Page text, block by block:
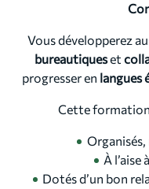
Vous développerez
bureautiqueset
progresser en langues
Cette formation
À l’aise
Dotés d’un bon